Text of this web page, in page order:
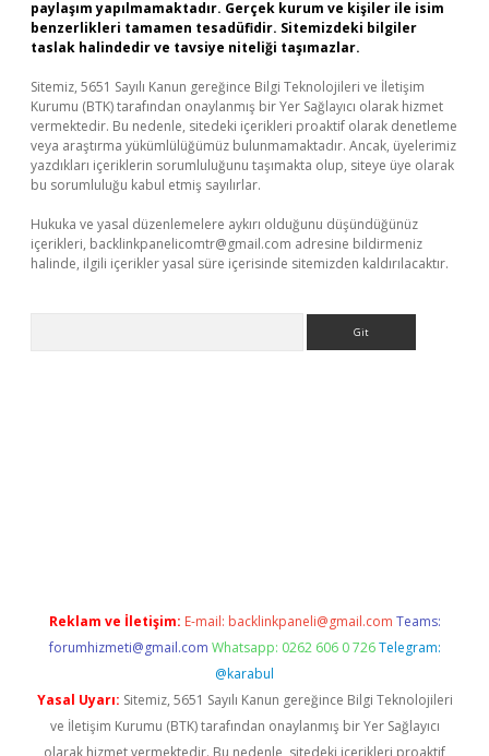
paylaşım yapılmamaktadır. Gerçek kurum ve kişiler ile isim
benzerlikleri tamamen tesadüfidir. Sitemizdeki bilgiler
taslak halindedir ve tavsiye niteliği taşımazlar.
Sitemiz, 5651 Sayılı Kanun gereğince Bilgi Teknolojileri ve İletişim
Kurumu (BTK) tarafından onaylanmış bir Yer Sağlayıcı olarak hizmet
vermektedir. Bu nedenle, sitedeki içerikleri proaktif olarak denetleme
veya araştırma yükümlülüğümüz bulunmamaktadır. Ancak, üyelerimiz
yazdıkları içeriklerin sorumluluğunu taşımakta olup, siteye üye olarak
bu sorumluluğu kabul etmiş sayılırlar.
Hukuka ve yasal düzenlemelere aykırı olduğunu düşündüğünüz
içerikleri, backlinkpanelicomtr@gmail.com adresine bildirmeniz
halinde, ilgili içerikler yasal süre içerisinde sitemizden kaldırılacaktır.
Reklam ve İletişim: E-mail: backlinkpaneli@gmail.com Teams:
forumhizmeti@gmail.com Whatsapp: 0262 606 0 726 Telegram:
@karabul
Yasal Uyarı: Sitemiz, 5651 Sayılı Kanun gereğince Bilgi Teknolojileri
ve İletişim Kurumu (BTK) tarafından onaylanmış bir Yer Sağlayıcı
olarak hizmet vermektedir. Bu nedenle, sitedeki içerikleri proaktif